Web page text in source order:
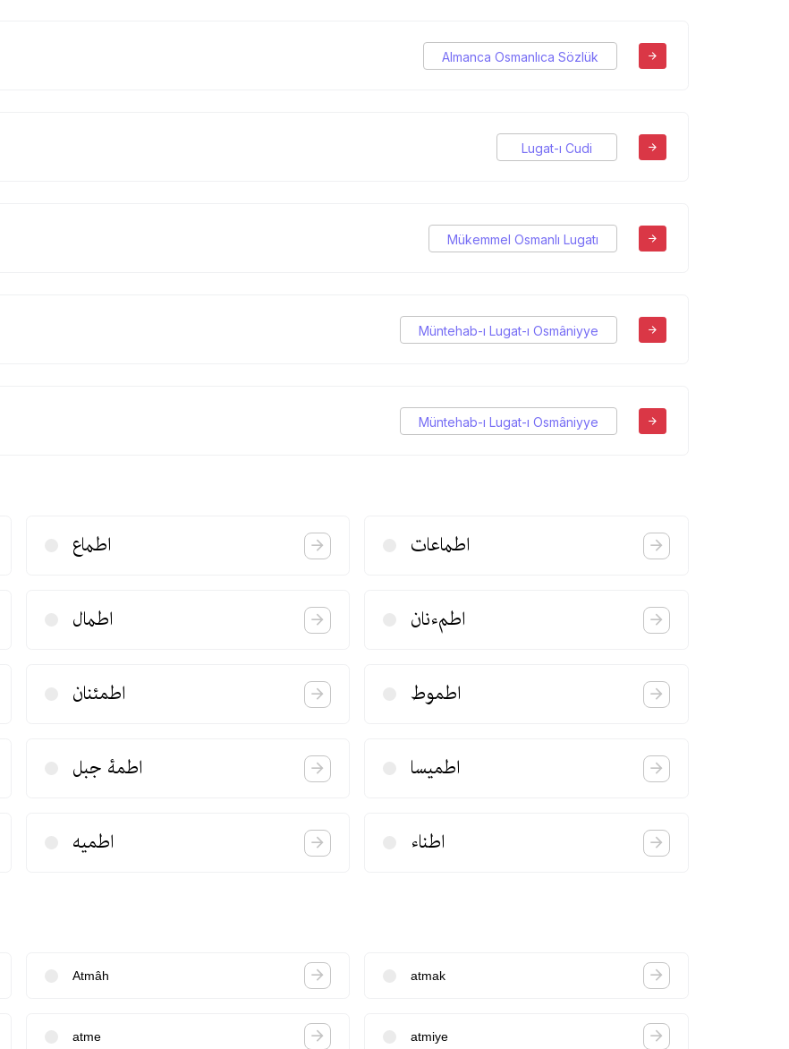
Almanca Osmanlıca Sözlük
Lugat-ı Cudi
Mükemmel Osmanlı Lugatı
Müntehab-ı Lugat-ı Osmâniyye
Müntehab-ı Lugat-ı Osmâniyye
اطماع اطماعات
اطمال اطمءنان
اطمئنان اطموط
اطمۀ‌ جبل اطمیسا
اطمیه اطناء
Atmâh atmak
atme atmiye